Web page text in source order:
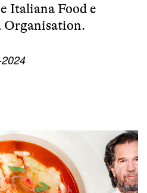
Italiana Food e
Organisation.